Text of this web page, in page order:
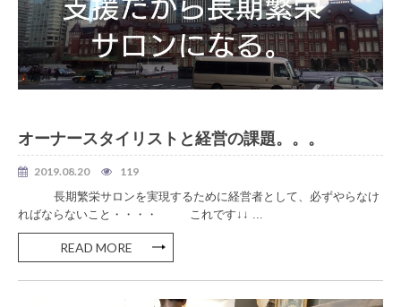
オーナースタイリストと経営の課題。。。
2019.08.20
119
長期繁栄サロンを実現するために経営者として、必ずやらなけ
ればならないこと・・・・ これです↓↓ ...
READ MORE